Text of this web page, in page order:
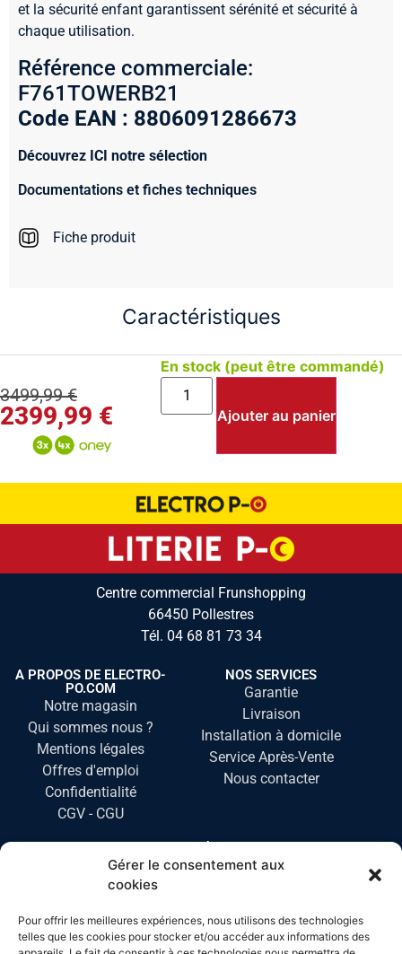
Gérer le consentement aux
cookies
Pour offrir les meilleures expériences, nous utilisons des technologies
telles que les cookies pour stocker et/ou accéder aux informations des
Caractéristiques
et la sécurité enfant garantissent sérénité et sécurité à
chaque utilisation.
Référence commerciale:
F761TOWERB21
Code EAN : 8806091286673
Découvrez ICI notre sélection
Documentations et fiches techniques
Fiche produit
3499,99€
2399,99 €
En stock (peut être commandé)
Ajouter au panier
Centre commercial Frunshopping
66450 Pollestres
Tél. 04 68 81 73 34
A PROPOS DE ELECTRO-
PO.COM
Notre magasin
Qui sommes nous ?
Mentions légales
Offres d'emploi
Confidentialité
CGV - CGU
NOS SERVICES
Garantie
Livraison
Installation à domicile
Service Après-Vente
Nous contacter
LAVAGE ET SÉCHAGE
CUISSON